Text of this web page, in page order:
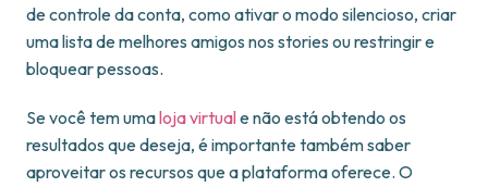
de controle da conta, como ativar o modo silencioso, criar
uma lista de melhores amigos nos stories ou restringir e
bloquear pessoas.
Se você tem umaloja virtuale não está obtendo os
resultados que deseja, é importante também saber
aproveitar os recursos que a plataforma oferece. O